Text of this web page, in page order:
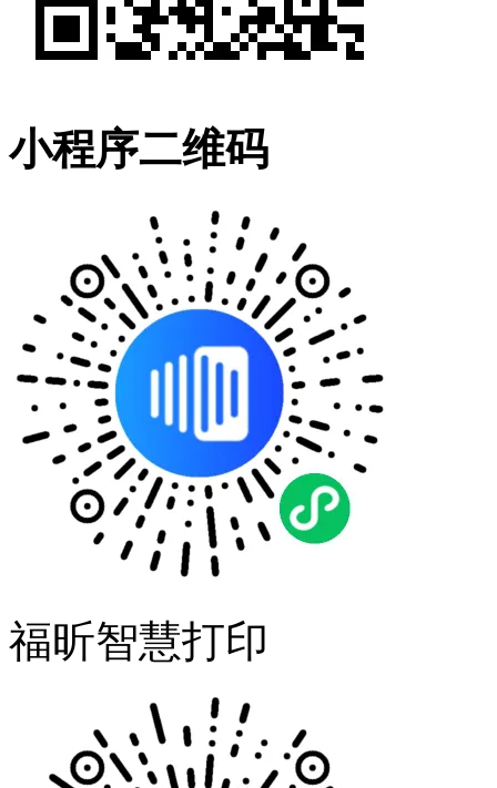
小程序二维码
福昕智慧打印